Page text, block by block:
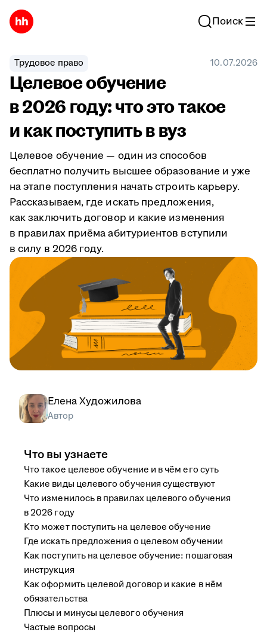
Поиск
Трудовое право 10.07.2026
Целевое обучение
в 2026 году: что это такое
и как поступить в вуз
Целевое обучение — один из способов
бесплатно получить высшее образование и уже
на этапе поступления начать строить карьеру.
Рассказываем, где искать предложения,
как заключить договор и какие изменения
в правилах приёма абитуриентов вступили
в силу в 2026 году.
Елена Художилова
Автор
Что вы узнаете
Что такое целевое обучение и в чём его суть
Какие виды целевого обучения существуют
Что изменилось в правилах целевого обучения
в 2026 году
Кто может поступить на целевое обучение
Где искать предложения о целевом обучении
Как поступить на целевое обучение: пошаговая
инструкция
Как оформить целевой договор и какие в нём
обязательства
Плюсы и минусы целевого обучения
Частые вопросы